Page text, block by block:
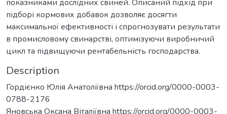
показниками дослідних свиней. Описаний підхід при
підборі кормових добавок дозволяє досягти
максимальної ефективності і спрогнозувати результати
в промисловому свинарстві, оптимізуючи виробничий
цикл та підвищуючи рентабельність господарства.
Description
Гордієнко Юлія Анатоліївна https://orcid.org/0000-0003-
0788-2176
Яновська Оксана Віталіївна https://orcid.org/0000-0003-